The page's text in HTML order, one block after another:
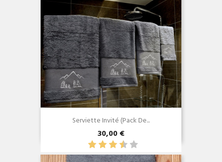
Serviette Invité (Pack De...
30,00 €
Aperçu rapide